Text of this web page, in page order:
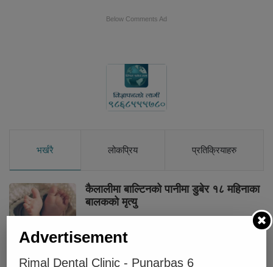
Below Comments Ad
भर्खरै लोकप्रिय प्रतिक्रियाहरु
कैलालीमा बाल्टिनको पानीमा डुबेर १८ महिनाका
बालकको मृत्यु
घर जग्गा पास गर्ने भन्दै रकम लिएर फरार
धनगढीका जगत कुँवर जेल चलान
Advertisement
Rimal Dental Clinic - Punarbas 6